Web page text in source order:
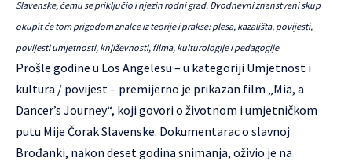
Slavenske, čemu se priključio i njezin rodni grad. Dvodnevni znanstveni skup
okupit će tom prigodom znalce iz teorije i prakse: plesa, kazališta, povijesti,
povijesti umjetnosti, književnosti, filma, kulturologije i pedagogije
Prošle godine u Los Angelesu – u kategoriji Umjetnost i
kultura / povijest – premijerno je prikazan film „Mia, a
Dancer’s Journey“, koji govori o životnom i umjetničkom
putu Mije Čorak Slavenske. Dokumentarac o slavnoj
Brođanki, nakon deset godina snimanja, oživio je na